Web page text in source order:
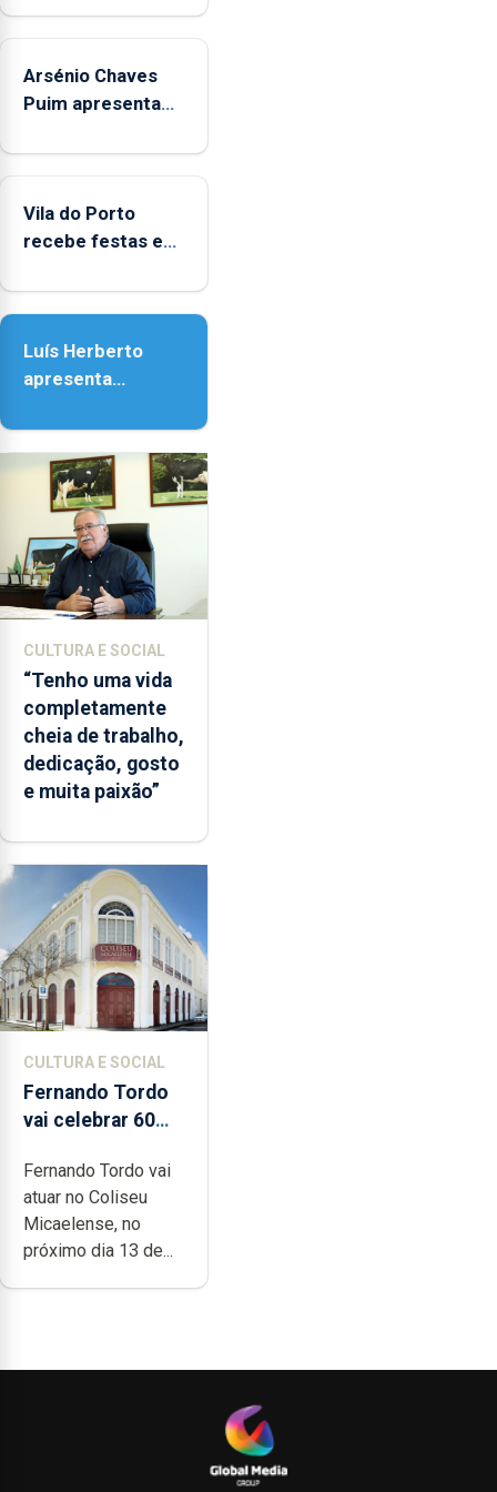
de
único
indicador
Arsénio Chaves
Puim apresenta
Biblioteca de Vila
Vila do Porto
recebe festas em
Senhora da
Luís Herberto
apresenta
Paisagem’
CULTURA E SOCIAL
“Tenho uma vida
completamente
cheia de trabalho,
dedicação, gosto
e muita paixão”
CULTURA E SOCIAL
Fernando Tordo
vai celebrar 60
no Coliseu
Micaelense
Fernando Tordo vai
atuar no Coliseu
Micaelense, no
próximo dia 13 de...